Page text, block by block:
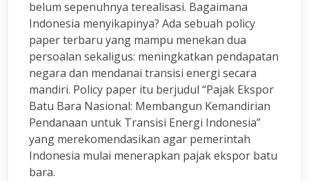
belum sepenuhnya terealisasi. Bagaimana
Indonesia menyikapinya? Ada sebuah policy
paper terbaru yang mampu menekan dua
persoalan sekaligus: meningkatkan pendapatan
negara dan mendanai transisi energi secara
mandiri. Policy paper itu berjudul “Pajak Ekspor
Batu Bara Nasional: Membangun Kemandirian
Pendanaan untuk Transisi Energi Indonesia”
yang merekomendasikan agar pemerintah
Indonesia mulai menerapkan pajak ekspor batu
bara.